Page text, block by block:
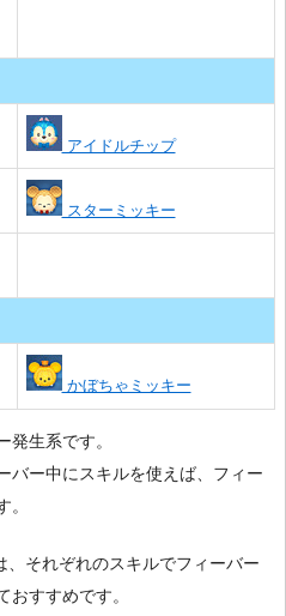
アイドルチップ
スターミッキー
かぼちゃミッキー
発生系です。
バー中にスキルを使えば、フィー
それぞれのスキルでフィーバー
すすめです。